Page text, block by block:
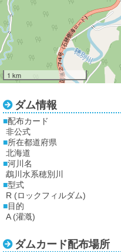
1 km
ダム情報
配布カード
非公式
所在都道府県
北海道
河川名
鵡川水系穂別川
型式
R (ロックフィルダム)
目的
A (灌漑)
ダムカード配布場所